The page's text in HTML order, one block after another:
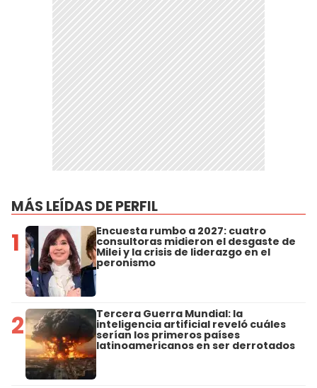
MÁS LEÍDAS DE PERFIL
1 Encuesta rumbo a 2027: cuatro
consultoras midieron el desgaste de
Milei y la crisis de liderazgo en el
peronismo
2 Tercera Guerra Mundial: la
inteligencia artificial reveló cuáles
serían los primeros países
latinoamericanos en ser derrotados